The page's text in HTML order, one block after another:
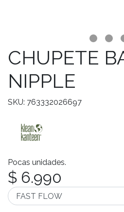
CHUPETE
NIPPLE
SKU: 763332026697
Pocas unidades.
$ 6.990